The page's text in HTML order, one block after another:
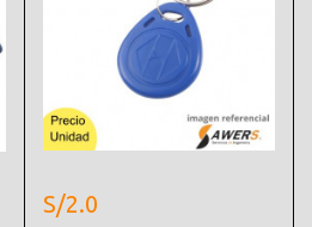
S/2.0